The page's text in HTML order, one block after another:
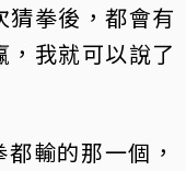
猜拳後，都會有
，我就可以說了
輸的那一個，